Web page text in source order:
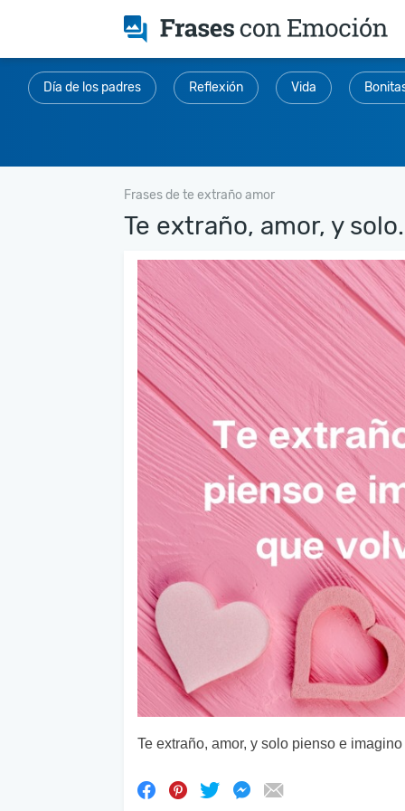
Día de los padres Reflexión Vida
Frases de te extraño amor
Te extraño, amor, y
Te extraño, amor, y solo pienso e